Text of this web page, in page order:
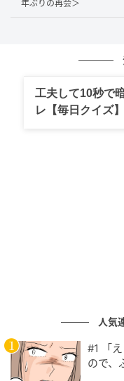
根で一切のグルメ
浸かって帰宅。もち
む」は、まったく別
地図アプリに「行
に入社後、女性誌
どのテーマで数多く
イラスト：マメ美
年ぶりの再会＞
工夫して10秒で
レ【毎日クイズ】
人気
#1 「
ので、